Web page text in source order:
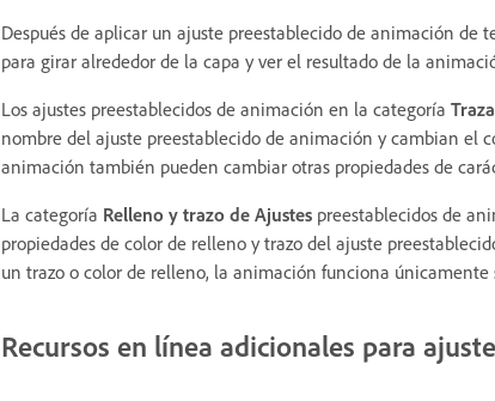
Después de aplicar un ajuste preestablecido de animación de
para girar alrededor de la capa y ver el resultado de la
Los ajustes preestablecidos de animación en la categoría
nombre del ajuste preestablecido de animación y cambian el
animación también pueden cambiar otras propiedades de
La categoría Relleno y trazo de Ajustes preestablecidos de
propiedades de color de relleno y trazo del ajuste
un trazo o color de relleno, la animación funciona únicamente
Recursos en línea adicionales para